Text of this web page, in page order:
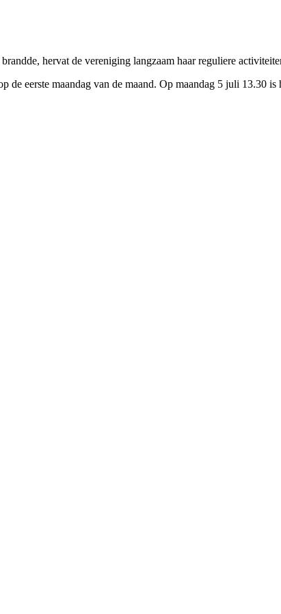
hervat de vereniging langzaam haar reguliere
de eerste maandag van de maand. Op maandag 5 juli 13.30